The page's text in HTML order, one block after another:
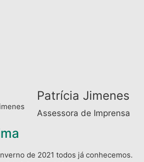
Patrícia Jimenes
Assessora de Imprensa
de 2021 todos já conhecemos.